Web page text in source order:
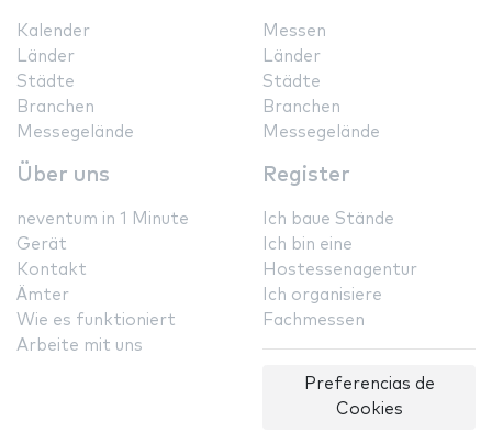
Kalender
Länder
Städte
Branchen
Messegelände
Messen
Länder
Städte
Branchen
Messegelände
Über uns
neventum in 1 Minute
Gerät
Kontakt
Ämter
Wie es funktioniert
Arbeite mit uns
Register
Ich baue Stände
Ich bin eine
Hostessenagentur
Ich organisiere
Fachmessen
Preferencias de
Cookies